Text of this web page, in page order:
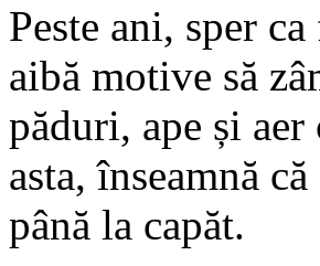
Peste ani, sper
aibă motive să
păduri, ape și
asta, înseamnă
până la capăt.